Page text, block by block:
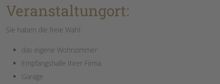
Veranstaltungort:
Sie haben die freie Wahl:
das eigene Wohnzimmer
Empfangshalle Ihrer Firma
Garage